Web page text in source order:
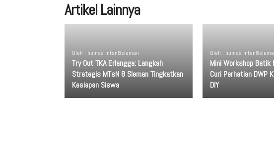
Artikel Lainnya
Oleh : humas mtsn8sleman
Try Out TKA Erlangga: Langkah
Strategis MTsN 8 Sleman Tingkatkan
Kesiapan Siswa
Oleh : humas
Mini Workshop Batik
Curi Perhatian DWP
DIY